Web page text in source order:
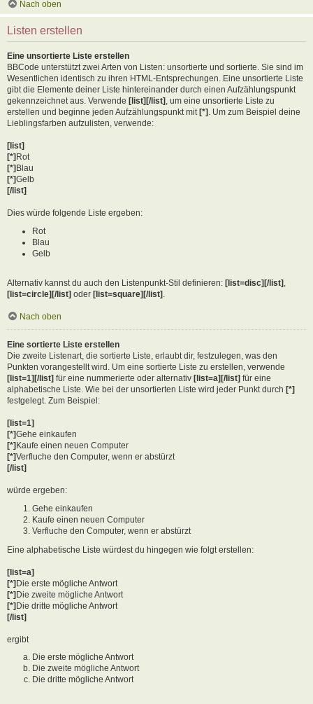
Nach oben
Listen erstellen
Eine unsortierte Liste erstellen
BBCode unterstützt zwei Arten von Listen: unsortierte und sortierte. Sie sind im
Wesentlichen identisch zu ihren HTML-Entsprechungen. Eine unsortierte Liste
gibt die Elemente deiner Liste hintereinander durch einen Aufzählungspunkt
gekennzeichnet aus. Verwende [list][/list] , um eine unsortierte Liste zu
erstellen und beginne jeden Aufzählungspunkt mit [*] . Um zum Beispiel deine
Lieblingsfarben aufzulisten, verwende:
[list]
[*] Rot
[*] Blau
[*]Gelb
[/list]
Dies würde folgende Liste ergeben:
Rot
Blau
Gelb
Alternativ kannst du auch den Listenpunkt-Stil definieren: [list=disc][/list] ,
[list=circle][/list] oder [list=square][/list] .
Nach oben
Eine sortierte Liste erstellen
Die zweite Listenart, die sortierte Liste, erlaubt dir, festzulegen, was den
Punkten vorangestellt wird. Um eine sortierte Liste zu erstellen, verwende
[list=1][/list] für eine nummerierte oder alternativ [list=a][/list] für eine
alphabetische Liste. Wie bei der unsortierten Liste wird jeder Punkt durch [*]
festgelegt. Zum Beispiel:
[list=1]
[*]Gehe einkaufen
[*] Kaufe einen neuen Computer
[*]Verfluche den Computer, wenn er abstürzt
[/list]
würde ergeben:
Gehe einkaufen
Kaufe einen neuen Computer
Verfluche den Computer, wenn er abstürzt
Eine alphabetische Liste würdest du hingegen wie folgt erstellen:
[list=a]
[*]Die erste mögliche Antwort
[*]Die zweite mögliche Antwort
[*]Die dritte mögliche Antwort
[/list]
ergibt
Die erste mögliche Antwort
Die zweite mögliche Antwort
Die dritte mögliche Antwort